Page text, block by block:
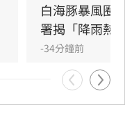
，基隆北海岸掀起
地區務必慎防積
陸中國後減弱，
，提醒民眾父親節
活動，並隨時留意
颱資訊，確保生
白海豚暴風圈
署揭「降雨熱區
-34分鐘前